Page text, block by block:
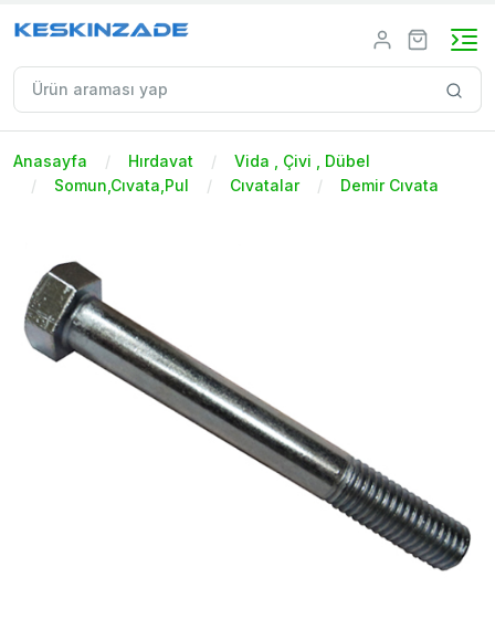
Anasayfa Hırdavat
Vida , Çivi , Dübel
Somun,Cıvata,Pul
Cıvatalar Demir Cıvata